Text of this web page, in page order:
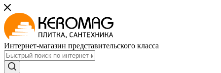
Интернет-магазин представительского класса